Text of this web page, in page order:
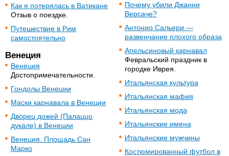
Как я потерялась в Ватикане
Отзыв о поездке.
Путешествие в Рим
самостоятельно
Венеция
Венеция
Достопримечательности.
Гондолы Венеции
Маски карнавала в Венеции
Дворец дожей (Палаццо
дукале) в Венеции
Венеция. Площадь Сан
Марко
Почему убили Джанни
Версаче?
Антонио Сальери —
развенчание плохого образа
Апельсиновый карнавал
Февральский праздник в
городке Иврея.
Итальянская культура
Итальянская мафия
Итальянская мода
Итальянские имена
Итальянские мужчины
Костюмированный футбол в